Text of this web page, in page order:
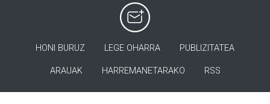
HONI BURUZ LEGE OHARRA PUBLIZITATEA
ARAUAK HARREMANETARAKO RSS